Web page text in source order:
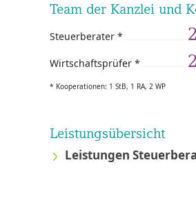
Team der Kanzlei und
Steuerberater * 2
Wirtschaftsprüfer * 2
* Kooperationen: 1 StB, 1 RA, 2 WP
Leistungsübersicht
Leistungen